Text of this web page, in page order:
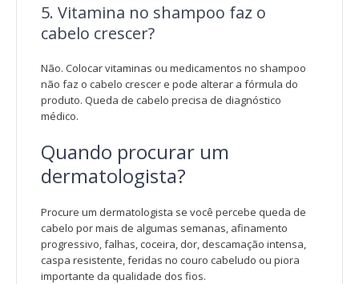
5. Vitamina no shampoo faz o
cabelo crescer?
Não. Colocar vitaminas ou medicamentos no shampoo
não faz o cabelo crescer e pode alterar a fórmula do
produto. Queda de cabelo precisa de diagnóstico
médico.
Quando procurar um
dermatologista?
Procure um dermatologista se você percebe queda de
cabelo por mais de algumas semanas, afinamento
progressivo, falhas, coceira, dor, descamação intensa,
caspa resistente, feridas no couro cabeludo ou piora
importante da qualidade dos fios.